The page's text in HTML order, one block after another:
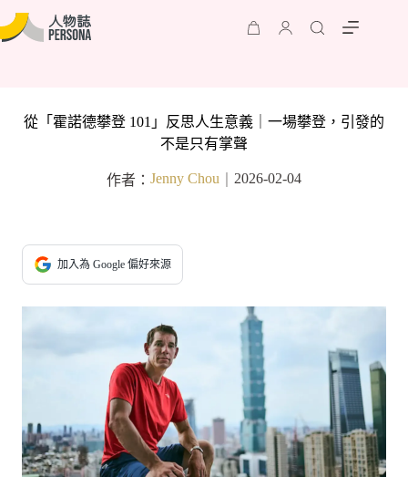
從「霍諾德攀登 101」反思人生意義｜一場攀登，引發的
不是只有掌聲
作者： Jenny Chou 2026-02-04
加入為 Google 偏好來源